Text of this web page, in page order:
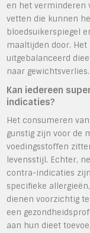
en het verminderen
vetten die kunnen
bloedsuikerspiegel
maaltijden door. Het
uitgebalanceerd
naar gewichtsverlies.
Kan iedereen
indicaties?
Het consumeren
gunstig zijn voor de
voedingsstoffen
levensstijl. Echter,
contra-indicaties
specifieke
dienen voorzichtig
een
aan hun dieet